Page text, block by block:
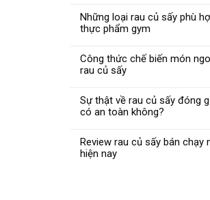
Những loại rau củ sấy phù
thực phẩm gym
Công thức chế biến món
rau củ sấy
Sự thật về rau củ sấy đóng
có an toàn không?
Review rau củ sấy bán chạy
hiện nay